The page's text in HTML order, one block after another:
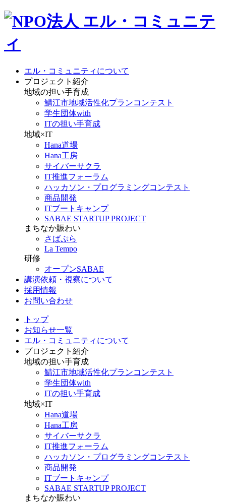
エル・コミュニティについて
プロジェクト紹介
地域の担い手育成
鯖江市地域活性化プランコンテスト
学生団体with
ITの担い手育成
地域×IT
Hana道場
Hana工房
サイバーサクラ
IT推進フォーラム
ハッカソン・プログラミングコンテスト
商品開発
ITブートキャンプ
SABAE STARTUP PROJECT
まちなか賑わい
さばぷら
La Tempo
研修
オープンSABAE
講演依頼・視察について
採用情報
お問い合わせ
トップ
お知らせ一覧
エル・コミュニティについて
プロジェクト紹介
地域の担い手育成
鯖江市地域活性化プランコンテスト
学生団体with
ITの担い手育成
地域×IT
Hana道場
Hana工房
サイバーサクラ
IT推進フォーラム
ハッカソン・プログラミングコンテスト
商品開発
ITブートキャンプ
SABAE STARTUP PROJECT
まちなか賑わい